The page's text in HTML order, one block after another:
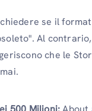
se il
Al
che le